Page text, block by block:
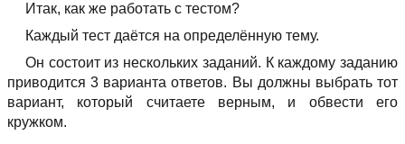
Итак, как же работать с тестом?
Каждый тест даётся на определённую тему.
Он состоит из нескольких заданий. К каждому заданию
приводится 3 варианта ответов. Вы должны выбрать тот
вариант, который считаете верным, и обвести его
кружком.